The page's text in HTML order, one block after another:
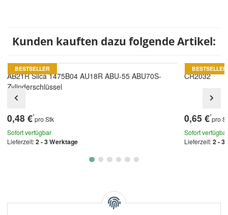
Kunden kauften dazu folgende Artikel:
BESTSELLER
AB21R Silca 1475B04 AU18R ABU-55 ABU70S-
Zylinderschlüssel
0,48 €*pro Stk
Sofort verfügbar
Lieferzeit:2 - 3 Werktage
BESTSELLER
CR2032
0,65 €*pro
Sofort verfügbar
Lieferzeit:2 - 3